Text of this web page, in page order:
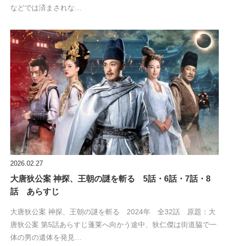
などでは済まされな…
2026.02.27
大唐狄公案 神探、王朝の謎を斬る 5話・6話・7話・8
話 あらすじ
大唐狄公案 神探、王朝の謎を斬る 2024年 全32話 原題：大
唐狄公案 第5話あらすじ蓬莱へ向かう途中、狄仁傑は街道脇で一
体の男の遺体を発見…